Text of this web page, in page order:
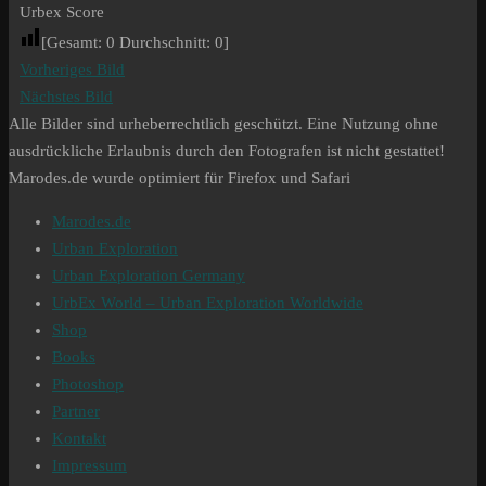
Urbex Score
[Gesamt: 0 Durchschnitt: 0]
Vorheriges Bild
Nächstes Bild
Alle Bilder sind urheberrechtlich geschützt. Eine Nutzung ohne
ausdrückliche Erlaubnis durch den Fotografen ist nicht gestattet!
Marodes.de wurde optimiert für Firefox und Safari
Marodes.de
Urban Exploration
Urban Exploration Germany
UrbEx World – Urban Exploration Worldwide
Shop
Books
Photoshop
Partner
Kontakt
Impressum